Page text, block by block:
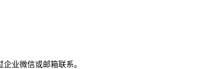
业微信或邮箱联系。